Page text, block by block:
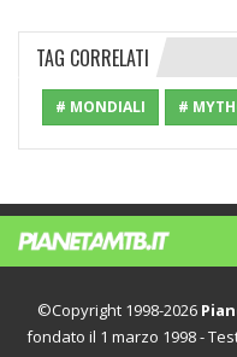
TAG CORRELATI
# MONDIALI #
©Copyright 1998-2026
fondato il 1 marzo 1998 -